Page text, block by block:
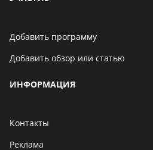
Добавить программу
Добавить обзор или статью
ИНФОРМАЦИЯ
Контакты
Реклама